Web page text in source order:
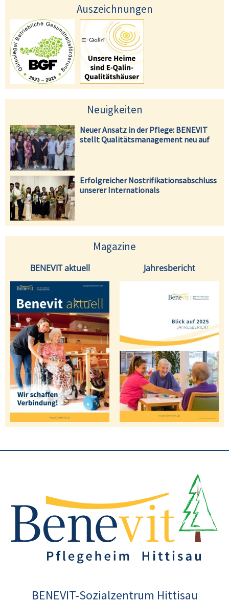
Auszeichnungen
Neuigkeiten
Neuer Ansatz in der Pflege: BENEVIT
stellt Qualitätsmanagement neu auf
Erfolgreicher Nostrifikationsabschluss
unserer Internationals
Magazine
BENEVIT aktuell Jahresbericht
BENEVIT-Sozialzentrum Hittisau